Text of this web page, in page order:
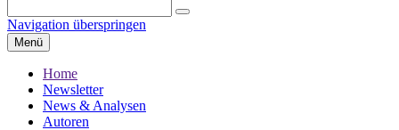
Navigation überspringen
Menü
Home
Newsletter
News & Analysen
Autoren